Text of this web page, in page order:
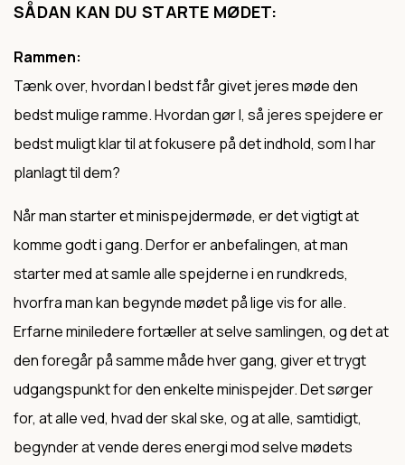
SÅDAN KAN DU STARTE MØDET:
Rammen:
Tænk over, hvordan I bedst får givet jeres møde den
bedst mulige ramme. Hvordan gør I, så jeres spejdere er
bedst muligt klar til at fokusere på det indhold, som I har
planlagt til dem?
Når man starter et minispejdermøde, er det vigtigt at
komme godt i gang. Derfor er anbefalingen, at man
starter med at samle alle spejderne i en rundkreds,
hvorfra man kan begynde mødet på lige vis for alle.
Erfarne miniledere fortæller at selve samlingen, og det at
den foregår på samme måde hver gang, giver et trygt
udgangspunkt for den enkelte minispejder. Det sørger
for, at alle ved, hvad der skal ske, og at alle, samtidigt,
begynder at vende deres energi mod selve mødets